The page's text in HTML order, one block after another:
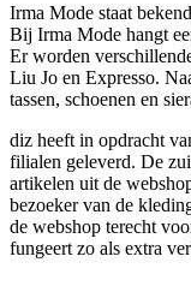
Irma Mode staat
Bij Irma Mode hangt
Er worden
Liu Jo en Expresso.
tassen, schoenen en
diz heeft in opdracht
filialen geleverd. De
artikelen uit de
bezoeker van de
de webshop terecht
fungeert zo als extra